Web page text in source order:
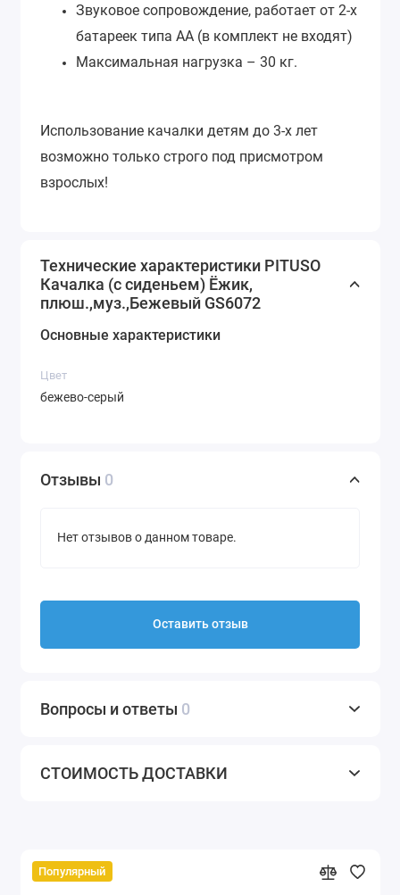
Звуковое сопровождение, работает от 2-х
батареек типа АА (в комплект не входят)
Максимальная нагрузка – 30 кг.
Использование качалки детям до 3-х лет
возможно только строго под присмотром
взрослых!
Технические характеристики PITUSO
Качалка (с сиденьем) Ёжик,
плюш.,муз.,Бежевый GS6072
Основные характеристики
Цвет
бежево-серый
Отзывы 0
Нет отзывов о данном товаре.
Оставить отзыв
Вопросы и ответы 0
СТОИМОСТЬ ДОСТАВКИ
Популярный